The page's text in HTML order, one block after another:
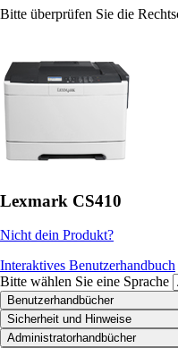
Bitte überprüfen Sie die
Lexmark CS410
Nicht dein Produkt?
Interaktives Benutzerhandbuch
Bitte wählen Sie eine Sprache
Benutzerhandbücher
Sicherheit und Hinweise
Administratorhandbücher